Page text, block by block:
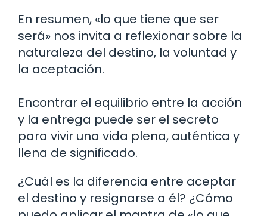
En resumen, «lo que tiene que ser
será» nos invita a reflexionar sobre la
naturaleza del destino, la voluntad y
la aceptación.
Encontrar el equilibrio entre la acción
y la entrega puede ser el secreto
para vivir una vida plena, auténtica y
llena de significado.
¿Cuál es la diferencia entre aceptar
el destino y resignarse a él? ¿Cómo